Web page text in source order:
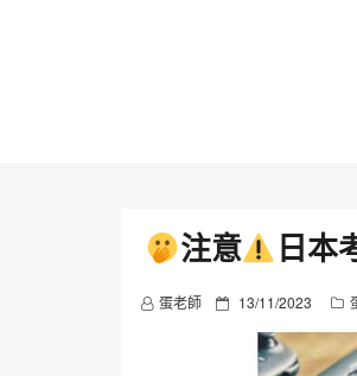
注意 日本
蛋老師
P 13/11/2023